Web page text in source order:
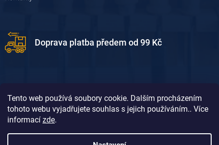
Tento web používá soubory cookie. Dalším procházením
tohoto webu vyjadřujete souhlas s jejich používáním.. Více
informací zde.
Doprava platba předem od 99 Kč
Doprava platba dobírkou od 119 Kč